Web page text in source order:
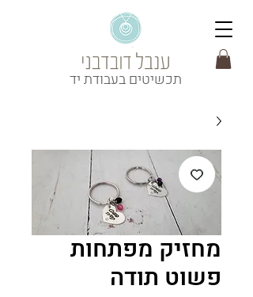
תכשיטים בעבודת יד
מחזיק מפתחות
פשוט תודה